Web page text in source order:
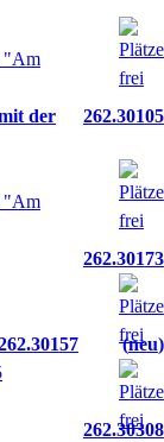
"Am
der
262.30105
"Am
262.30173
neu
262.30308